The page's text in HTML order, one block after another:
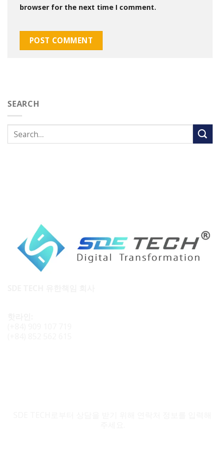
browser for the next time I comment.
SEARCH